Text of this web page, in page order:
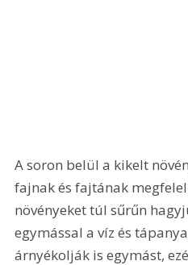
A soron belül a kikelt
fajnak és fajtának
növényeket túl sűrűn
egymással a víz és
árnyékolják is egymást,